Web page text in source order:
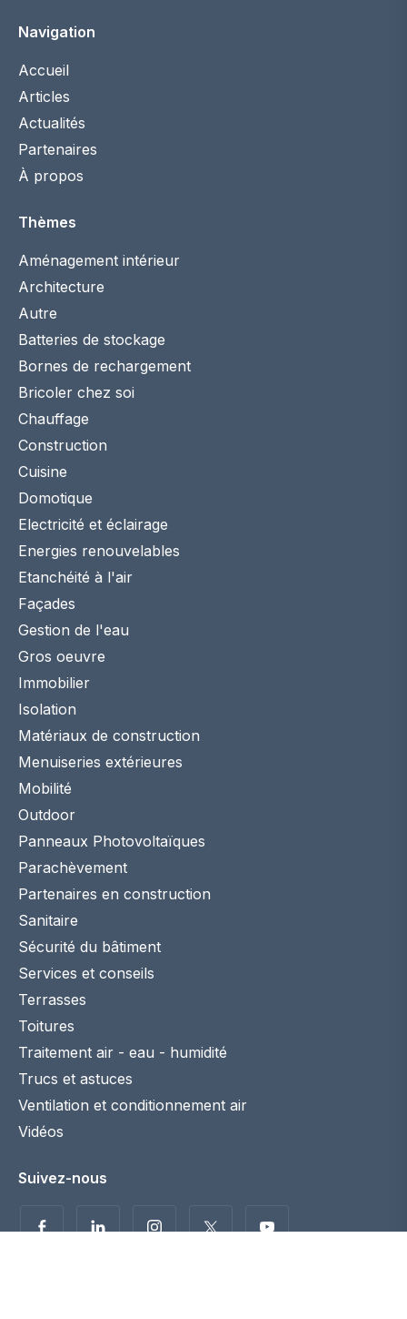
Navigation
Accueil
Articles
Actualités
Partenaires
À propos
Thèmes
Aménagement intérieur
Architecture
Autre
Batteries de stockage
Bornes de rechargement
Bricoler chez soi
Chauffage
Construction
Cuisine
Domotique
Electricité et éclairage
Energies renouvelables
Etanchéité à l'air
Façades
Gestion de l'eau
Gros oeuvre
Immobilier
Isolation
Matériaux de construction
Menuiseries extérieures
Mobilité
Outdoor
Panneaux Photovoltaïques
Parachèvement
Partenaires en construction
Sanitaire
Sécurité du bâtiment
Services et conseils
Terrasses
Toitures
Traitement air - eau - humidité
Trucs et astuces
Ventilation et conditionnement air
Vidéos
Suivez-nous